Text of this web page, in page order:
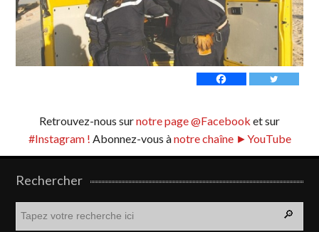
Retrouvez-nous surnotre page @Facebook et sur
#Instagram ! Abonnez-vous ànotre chaîne ►YouTube
Rechercher